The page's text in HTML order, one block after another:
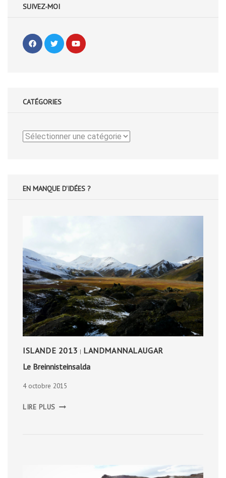
SUIVEZ-MOI
CATÉGORIES
Catégories
EN MANQUE D'IDÉES ?
ISLANDE 2013 | LANDMANNALAUGAR
Le Breinnisteinsalda
4 octobre 2015
LIRE PLUS BREINNISTEINSALDA